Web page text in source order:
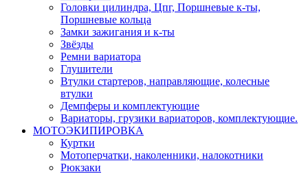
Головки цилиндра, Цпг, Поршневые к-ты,
Поршневые кольца
Замки зажигания и к-ты
Звёзды
Ремни вариатора
Глушители
Втулки стартеров, направляющие, колесные
втулки
Демпферы и комплектующие
Вариаторы, грузики вариаторов, комплектующие.
МОТОЭКИПИРОВКА
Куртки
Мотоперчатки, наколенники, налокотники
Рюкзаки